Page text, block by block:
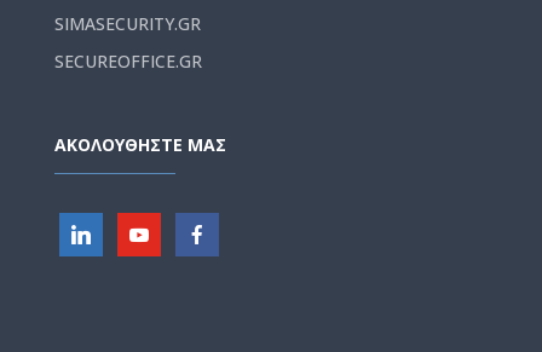
SIMASECURITY.GR
SECUREOFFICE.GR
ΑΚΟΛΟΥΘΗΣΤΕ ΜΑΣ